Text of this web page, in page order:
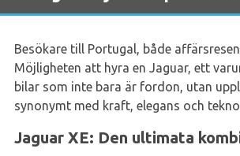
Besökare till Portugal, både
Möjligheten att hyra en Jaguar, ett
bilar som inte bara är fordon, utan
synonymt med kraft, elegans och
Jaguar XE: Den ultimata